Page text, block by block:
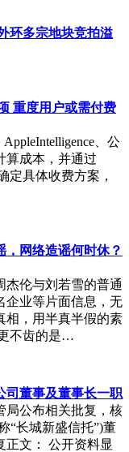
环多宗地块竞拍溢
重度用户或需付费
、公
算成本，并通过
定具体收费方案，
，网络造谣何时休？
杰伦与刘若雪的普通
企业等片面信息，无
相，用半真半假的素
不齿的是…
司董事及董事长一职
局公布相关批复，核
“长城新盛信托”)董
正文： 公开资料显